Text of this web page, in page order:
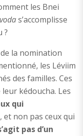
les Bnei
s’accomplisse
?
la nomination
les Léviim
des familles. Ces
kédoucha. Les
qui
, et non pas ceux qui
pas d’un